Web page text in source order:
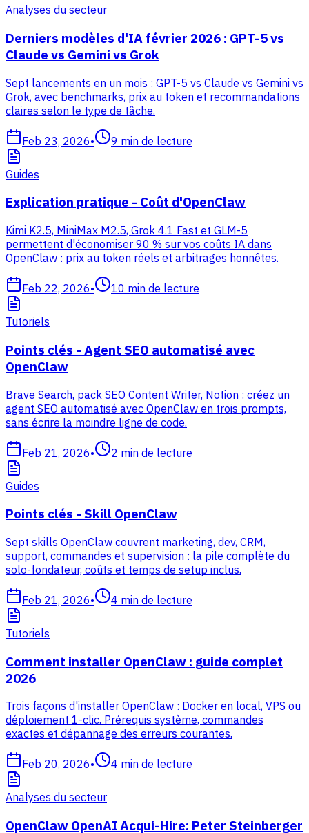
Analyses du secteur
Derniers modèles d'IA février 2026 : GPT-5 vs
Claude vs Gemini vs Grok
Sept lancements en un mois : GPT-5 vs Claude vs Gemini vs
Grok, avec benchmarks, prix au token et recommandations
claires selon le type de tâche.
Feb 23, 2026• 9 min de lecture
Guides
Explication pratique - Coût d'OpenClaw
Kimi K2.5, MiniMax M2.5, Grok 4.1 Fast et GLM-5
permettent d'économiser 90 % sur vos coûts IA dans
OpenClaw : prix au token réels et arbitrages honnêtes.
Feb 22, 2026• 10 min de lecture
Tutoriels
Points clés - Agent SEO automatisé avec
OpenClaw
Brave Search, pack SEO Content Writer, Notion : créez un
agent SEO automatisé avec OpenClaw en trois prompts,
sans écrire la moindre ligne de code.
Feb 21, 2026• 2 min de lecture
Guides
Points clés - Skill OpenClaw
Sept skills OpenClaw couvrent marketing, dev, CRM,
support, commandes et supervision : la pile complète du
solo-fondateur, coûts et temps de setup inclus.
Feb 21, 2026• 4 min de lecture
Tutoriels
Comment installer OpenClaw : guide complet
2026
Trois façons d'installer OpenClaw : Docker en local, VPS ou
déploiement 1-clic. Prérequis système, commandes
exactes et dépannage des erreurs courantes.
Feb 20, 2026• 4 min de lecture
Analyses du secteur
OpenClaw OpenAI Acqui-Hire: Peter Steinberger